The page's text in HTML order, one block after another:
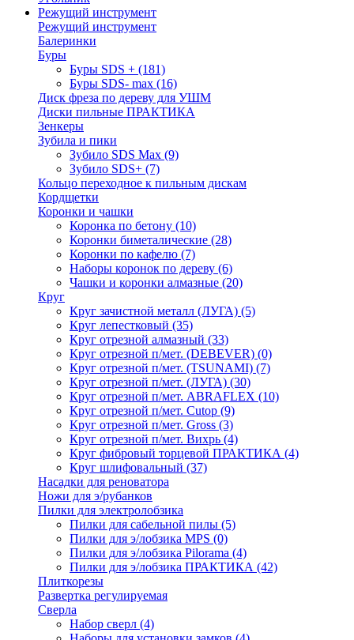
Режущий инструмент
Режущий инструмент
Балеринки
Буры
Буры SDS + (181)
Буры SDS- max (16)
Диск фреза по дереву для УШМ
Диски пильные ПРАКТИКА
Зенкеры
Зубила и пики
Зубило SDS Max (9)
Зубило SDS+ (7)
Кольцо переходное к пильным дискам
Кордщетки
Коронки и чашки
Коронка по бетону (10)
Коронки биметалические (28)
Коронки по кафелю (7)
Наборы коронок по дереву (6)
Чашки и коронки алмазные (20)
Круг
Круг зачистной металл (ЛУГА) (5)
Круг лепестковый (35)
Круг отрезной алмазный (33)
Круг отрезной п/мет. (DEBEVER) (0)
Круг отрезной п/мет. (TSUNAMI) (7)
Круг отрезной п/мет. (ЛУГА) (30)
Круг отрезной п/мет. ABRAFLEX (10)
Круг отрезной п/мет. Cutop (9)
Круг отрезной п/мет. Gross (3)
Круг отрезной п/мет. Вихрь (4)
Круг фибровый торцевой ПРАКТИКА (4)
Круг шлифовальный (37)
Насадки для реноватора
Ножи для э/рубанков
Пилки для электролобзика
Пилки для сабельной пилы (5)
Пилки для э/лобзика MPS (0)
Пилки для э/лобзика Pilorama (4)
Пилки для э/лобзика ПРАКТИКА (42)
Плиткорезы
Развертка регулируемая
Сверла
Набор сверл (4)